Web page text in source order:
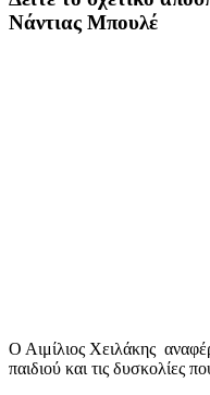
Νάντιας Μπουλέ
Ο Αιμίλιος Χειλάκης
παιδιού και τις δυσκολίες